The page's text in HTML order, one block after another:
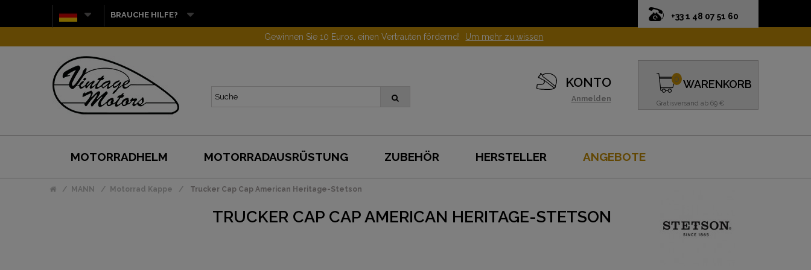
+33 1 48 07 51 60
BRAUCHE HILFE?
Gewinnen Sie 10 Euros, einen Vertrauten fördernd! Um mehr zu wissen
KONTO
Anmelden
WARENKORB
Gratisversand ab 69 €
0
MOTORRADHELM MOTORRADAUSRÜSTUNG ZUBEHÖR HERSTELLER ANGEBOTE
MANN Motorrad Kappe Trucker Cap Cap American Heritage-Stetson
TRUCKER CAP CAP AMERICAN HERITAGE-STETSON